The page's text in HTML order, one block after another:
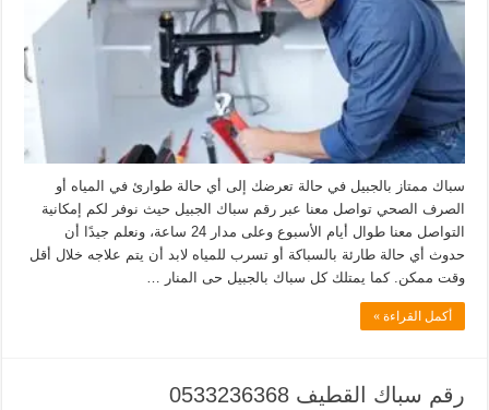
سباك ممتاز بالجبيل في حالة تعرضك إلى أي حالة طوارئ في المياه أو
الصرف الصحي تواصل معنا عبر رقم سباك الجبيل حيث نوفر لكم إمكانية
التواصل معنا طوال أيام الأسبوع وعلى مدار 24 ساعة، ونعلم جيدًا أن
حدوث أي حالة طارئة بالسباكة أو تسرب للمياه لابد أن يتم علاجه خلال أقل
وقت ممكن. كما يمتلك كل سباك بالجبيل حى المنار …
أكمل القراءة »
رقم سباك القطيف 0533236368